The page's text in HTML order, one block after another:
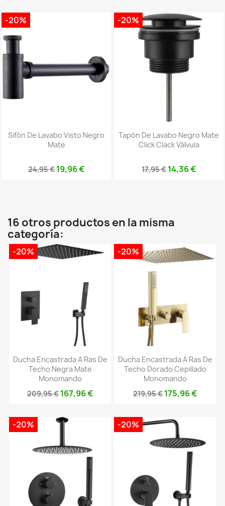
Sifón De Lavabo Visto Negro
Mate
24,95 € 19,96 €
-20%
Tapón De Lavabo Negro Mate
Click Clack Válvula
17,95 € 14,36 €
-20%
16 otros productos en la misma
categoría:
Ducha Encastrada A Ras De
Techo Negra Mate
Monomando
209,95 € 167,96 €
-20%
Ducha Encastrada A Ras De
Techo Dorado Cepillado
Monomando
219,95 € 175,96 €
-20%
-20% -20%